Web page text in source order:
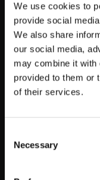
We use cookies to
provide social
We also share
our social media,
may combine it with
provided to them or
of their services.
Selection
Necessary
Zawodnik
Mike
Maignan
Fode Ballo-
Toure
Pełna lista